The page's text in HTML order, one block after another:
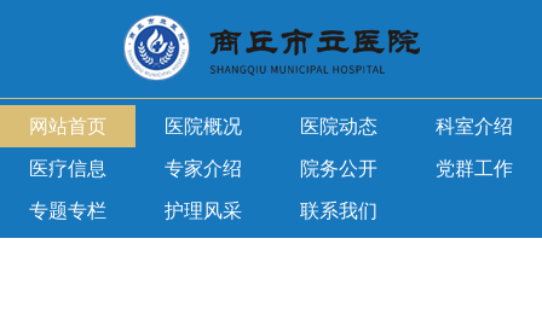
网站首页 医院概况 医院动态 科室介绍
医疗信息 专家介绍 院务公开 党群工作
专题专栏 护理风采 联系我们